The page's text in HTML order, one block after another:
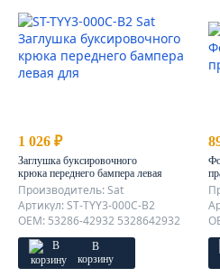
1 026 ₽
Заглушка буксировочного
крюка переднего бампера левая
Производитель: Sat
Артикул: ST-TYY3-000C-B2
OEM: 53286-42932 5328642932
В
корзину